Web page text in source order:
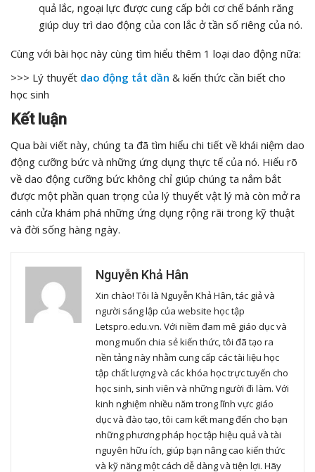
quả lắc, ngoại lực được cung cấp bởi cơ chế bánh răng
giúp duy trì dao động của con lắc ở tần số riêng của nó.
Cùng với bài học này cùng tìm hiểu thêm 1 loại dao động nữa:
>>> Lý thuyết dao động tắt dần & kiến thức cần biết cho
học sinh
Kết luận
Qua bài viết này, chúng ta đã tìm hiểu chi tiết về khái niệm dao
động cưỡng bức và những ứng dụng thực tế của nó. Hiểu rõ
về dao động cưỡng bức không chỉ giúp chúng ta nắm bắt
được một phần quan trọng của lý thuyết vật lý mà còn mở ra
cánh cửa khám phá những ứng dụng rộng rãi trong kỹ thuật
và đời sống hàng ngày.
Nguyễn Khả Hân
Xin chào! Tôi là Nguyễn Khả Hân, tác giả và
người sáng lập của website học tập
Letspro.edu.vn. Với niềm đam mê giáo dục và
mong muốn chia sẻ kiến thức, tôi đã tạo ra
nền tảng này nhằm cung cấp các tài liệu học
tập chất lượng và các khóa học trực tuyến cho
học sinh, sinh viên và những người đi làm. Với
kinh nghiệm nhiều năm trong lĩnh vực giáo
dục và đào tạo, tôi cam kết mang đến cho bạn
những phương pháp học tập hiệu quả và tài
nguyên hữu ích, giúp bạn nâng cao kiến thức
và kỹ năng một cách dễ dàng và tiện lợi. Hãy